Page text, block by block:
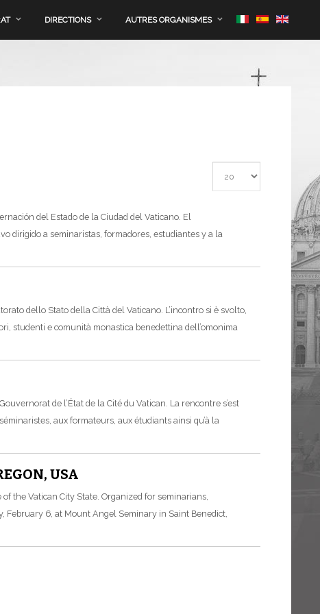
DIRECTIONS AUTRES ORGANISMES
del Estado de la Ciudad del Vaticano. El
dirigido a seminaristas, formadores, estudiantes y a la
dello Stato della Città del Vaticano. L’incontro si è svolto,
studenti e comunità monastica benedettina dell’omonima
de l’État de la Cité du Vatican. La rencontre s’est
aux formateurs, aux étudiants ainsi qu’à la
USA
the Vatican City State. Organized for seminarians,
February 6, at Mount Angel Seminary in Saint Benedict,